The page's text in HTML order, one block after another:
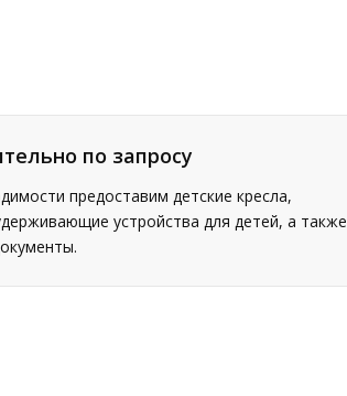
по запросу
предоставим детские кресла,
устройства для детей, а также